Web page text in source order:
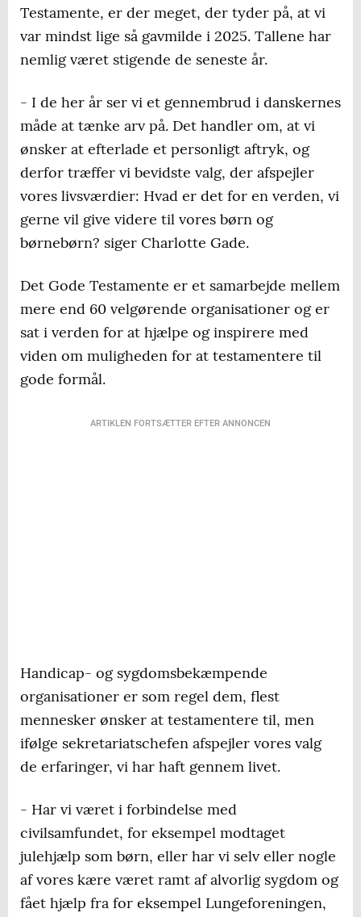
Testamente, er der meget, der tyder på, at vi
var mindst lige så gavmilde i 2025. Tallene har
nemlig været stigende de seneste år.
- I de her år ser vi et gennembrud i danskernes
måde at tænke arv på. Det handler om, at vi
ønsker at efterlade et personligt aftryk, og
derfor træffer vi bevidste valg, der afspejler
vores livsværdier: Hvad er det for en verden, vi
gerne vil give videre til vores børn og
børnebørn? siger Charlotte Gade.
Det Gode Testamente er et samarbejde mellem
mere end 60 velgørende organisationer og er
sat i verden for at hjælpe og inspirere med
viden om muligheden for at testamentere til
gode formål.
ARTIKLEN FORTSÆTTER EFTER ANNONCEN
Handicap- og sygdomsbekæmpende
organisationer er som regel dem, flest
mennesker ønsker at testamentere til, men
ifølge sekretariatschefen afspejler vores valg
de erfaringer, vi har haft gennem livet.
- Har vi været i forbindelse med
civilsamfundet, for eksempel modtaget
julehjælp som børn, eller har vi selv eller nogle
af vores kære været ramt af alvorlig sygdom og
fået hjælp fra for eksempel Lungeforeningen,